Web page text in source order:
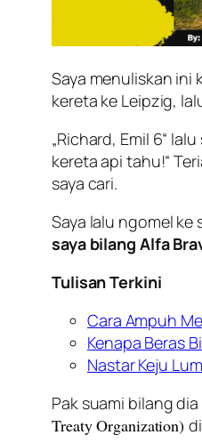
Saya menuliskan ini
kereta ke Leipzig,
„Richard, Emil 6“
kereta api tahu!“
saya cari.
Saya lalu ngomel ke
saya bilang Alfa
Tulisan Terkini
Cara Ampuh
Kenapa Beras
Nastar Keju
Pak suami bilang
Treaty Organization)